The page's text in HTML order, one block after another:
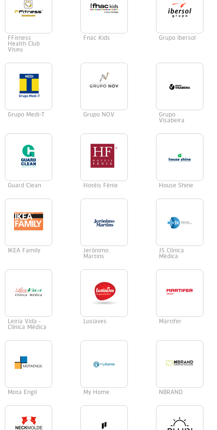
FFitness
Health Club
Viseu
Fnac Kids Grupo Ibersol
Grupo Medi-T Grupo NOV
Grupo
Visabeira
Guard Clean Hotéis Fénix House Shine
IKEA Family
Jerónimo
Martins
JS Clínica
Médica
Leiria Vida -
Clínica Médica
Lusiaves Martifer
Mota Engil My Home NBRAND